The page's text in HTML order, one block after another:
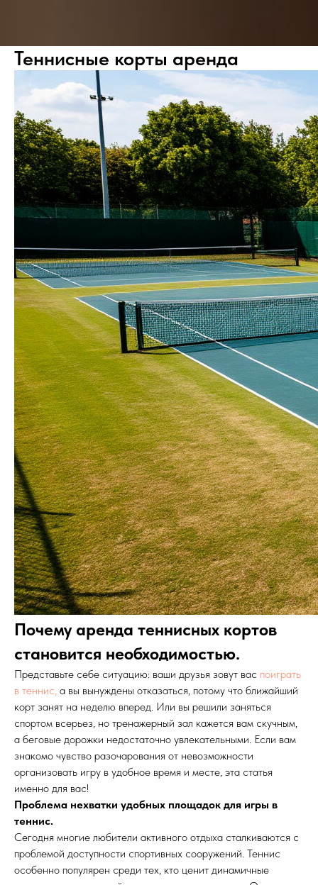
Теннисные корты аренда
Почему аренда теннисных кортов
становится необходимостью.
Представьте себе ситуацию: ваши друзья зовут вас поиграть
в теннис, а вы вынуждены отказаться, потому что ближайший
корт занят на неделю вперед. Или вы решили заняться
спортом всерьез, но тренажерный зал кажется вам скучным,
а беговые дорожки недостаточно увлекательными. Если вам
знакомо чувство разочарования от невозможности
организовать игру в удобное время и месте, эта статья
именно для вас!
Проблема нехватки удобных площадок для игры в
теннис.
Сегодня многие любители активного отдыха сталкиваются с
проблемой доступности спортивных сооружений. Теннис
особенно популярен среди тех, кто ценит динамичные